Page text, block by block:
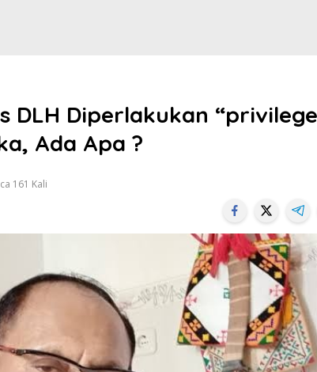
DLH Diperlakukan
Ada Apa ?
161 Kali